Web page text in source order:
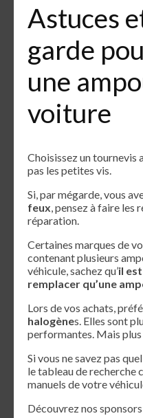
Astuces
garde
une
voiture
Choisissez un tournevis
pas les petites vis.
Si, par mégarde, vous
feux, pensez à faire les
réparation.
Certaines marques de
contenant plusieurs
véhicule, sachez qu’il
remplacer qu’une
Lors de vos achats,
halogènes. Elles sont
performantes. Mais plus
Si vous ne savez pas
le tableau de recherche
manuels de votre
Découvrez nos sponsors